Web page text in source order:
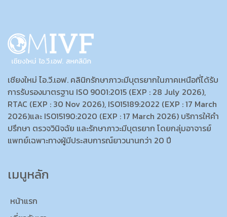
เชียงใหม่ ไอ.วี.เอฟ. คลินิกรักษาภาวะมีบุตรยากในภาคเหนือที่ได้รับ
การรับรองมาตรฐาน ISO 9001:2015 (EXP : 28 July 2026),
RTAC (EXP : 30 Nov 2026), ISO15189:2022 (EXP : 17 March
2026)และ ISO15190:2020 (EXP : 17 March 2026) บริการให้คำ
ปรึกษา ตรวจวินิจฉัย และรักษาภาวะมีบุตรยาก โดยกลุ่มอาจารย์
แพทย์เฉพาะทางผู้มีประสบการณ์ยาวนานกว่า 20 ปี
เมนูหลัก
หน้าแรก